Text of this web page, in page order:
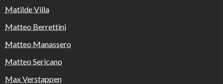
Matilde Villa
Matteo Berrettini
Matteo Manassero
Matteo Sericano
Max Verstappen